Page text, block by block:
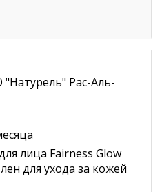
Рас-Аль-
лица Fairness Glow
для ухода за кожей